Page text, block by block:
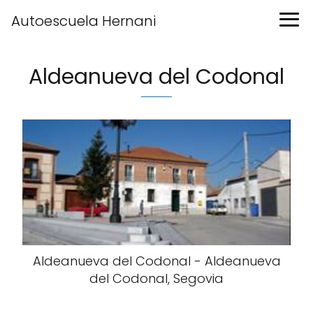
Autoescuela Hernani
Aldeanueva del Codonal
Aldeanueva del Codonal - Aldeanueva
del Codonal, Segovia